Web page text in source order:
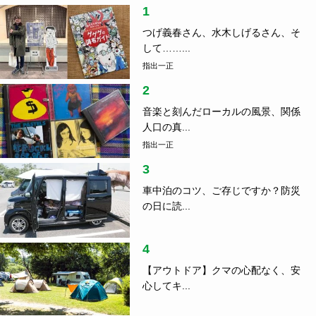
1
つげ義春さん、水木しげるさん、そ
して……...
指出一正
2
音楽と刻んだローカルの風景、関係
人口の真...
指出一正
3
車中泊のコツ、ご存じですか？防災
の日に読...
4
【アウトドア】クマの心配なく、安
心してキ...